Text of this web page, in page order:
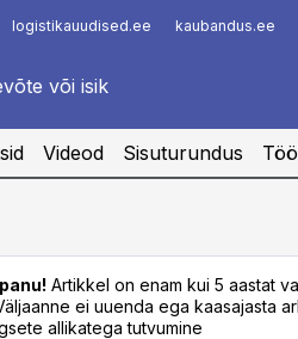
logistikauudised.ee kaubandus.ee
Infopank
Videod Sisuturundus Töö
Artikkel on enam kui 5 aastat
ei uuenda ega kaasajasta
allikatega tutvumine